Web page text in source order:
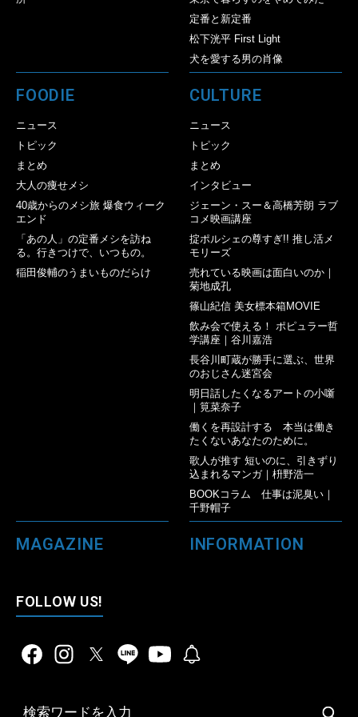
定番と新定番
松下洸平 First Light
犬を愛する男の肖像
FOODIE
ニュース
トピック
まとめ
大人の痩せメシ
40歳からのメシ旅 爆食ウィーク
エンド
「あの人」の定番メシを訪ね
る。行きつけで、いつもの。
稲田俊輔のうまいものだらけ
CULTURE
ニュース
トピック
まとめ
インタビュー
ジェーン・スー＆高橋芳朗 ラブ
コメ映画講座
掟ポルシェの尊すぎ!! 推し活メ
モリーズ
売れている映画は面白いのか｜
菊地成孔
篠山紀信 美女標本箱MOVIE
飲み会で使える！ ポピュラー哲
学講座｜谷川嘉浩
長谷川町蔵が勝手に選ぶ、世界
のおじさん迷宮会
明日話したくなるアートの小噺
｜筧菜奈子
働くを再設計する 本当は働き
たくないあなたのために。
歌人が推す 短いのに、引きずり
込まれるマンガ｜枡野浩一
BOOKコラム 仕事は泥臭い｜
千野帽子
MAGAZINE INFORMATION
FOLLOW US!